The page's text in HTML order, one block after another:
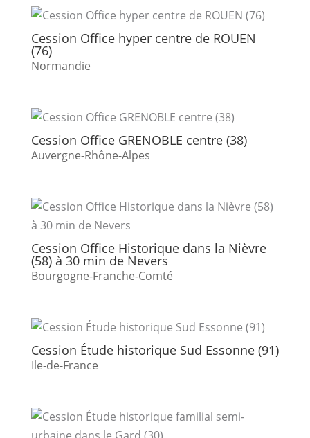
Cession Office hyper centre de ROUEN
(76)
Normandie
Cession Office GRENOBLE centre (38)
Auvergne-Rhône-Alpes
Cession Office Historique dans la Nièvre
(58) à 30 min de Nevers
Bourgogne-Franche-Comté
Cession Étude historique Sud Essonne (91)
Ile-de-France